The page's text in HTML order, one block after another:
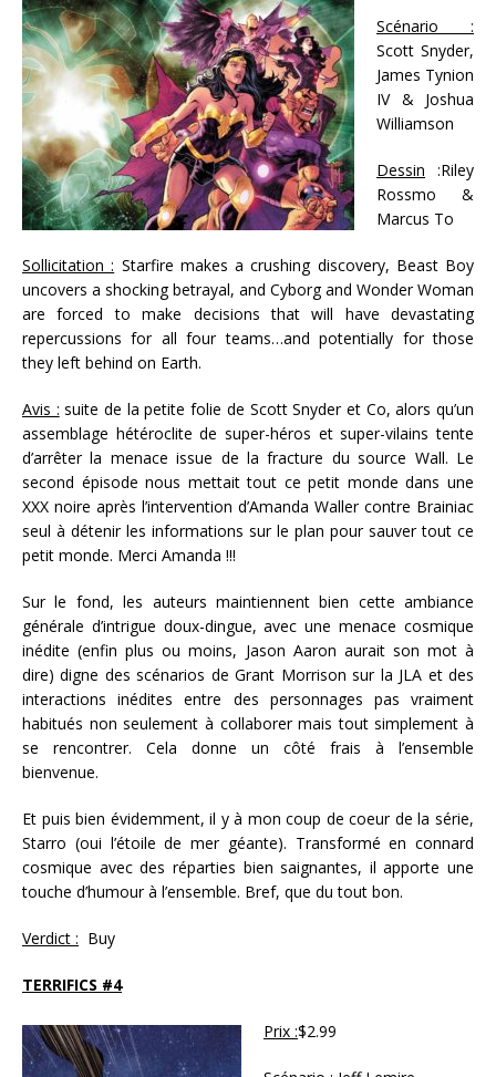
Scénario :
Scott Snyder,
James Tynion
IV & Joshua
Williamson
Dessin :Riley
Rossmo &
Marcus To
Sollicitation : Starfire makes a crushing discovery, Beast Boy
uncovers a shocking betrayal, and Cyborg and Wonder Woman
are forced to make decisions that will have devastating
repercussions for all four teams…and potentially for those
they left behind on Earth.
Avis : suite de la petite folie de Scott Snyder et Co, alors qu’un
assemblage hétéroclite de super-héros et super-vilains tente
d’arrêter la menace issue de la fracture du source Wall. Le
second épisode nous mettait tout ce petit monde dans une
XXX noire après l’intervention d’Amanda Waller contre Brainiac
seul à détenir les informations sur le plan pour sauver tout ce
petit monde. Merci Amanda !!!
Sur le fond, les auteurs maintiennent bien cette ambiance
générale d’intrigue doux-dingue, avec une menace cosmique
inédite (enfin plus ou moins, Jason Aaron aurait son mot à
dire) digne des scénarios de Grant Morrison sur la JLA et des
interactions inédites entre des personnages pas vraiment
habitués non seulement à collaborer mais tout simplement à
se rencontrer. Cela donne un côté frais à l’ensemble
bienvenue.
Et puis bien évidemment, il y à mon coup de coeur de la série,
Starro (oui l’étoile de mer géante). Transformé en connard
cosmique avec des réparties bien saignantes, il apporte une
touche d’humour à l’ensemble. Bref, que du tout bon.
Verdict : Buy
TERRIFICS #4
Prix :$2.99